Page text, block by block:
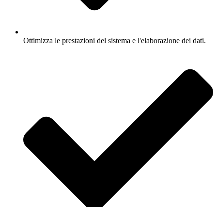
Ottimizza le prestazioni del sistema e l'elaborazione dei dati.